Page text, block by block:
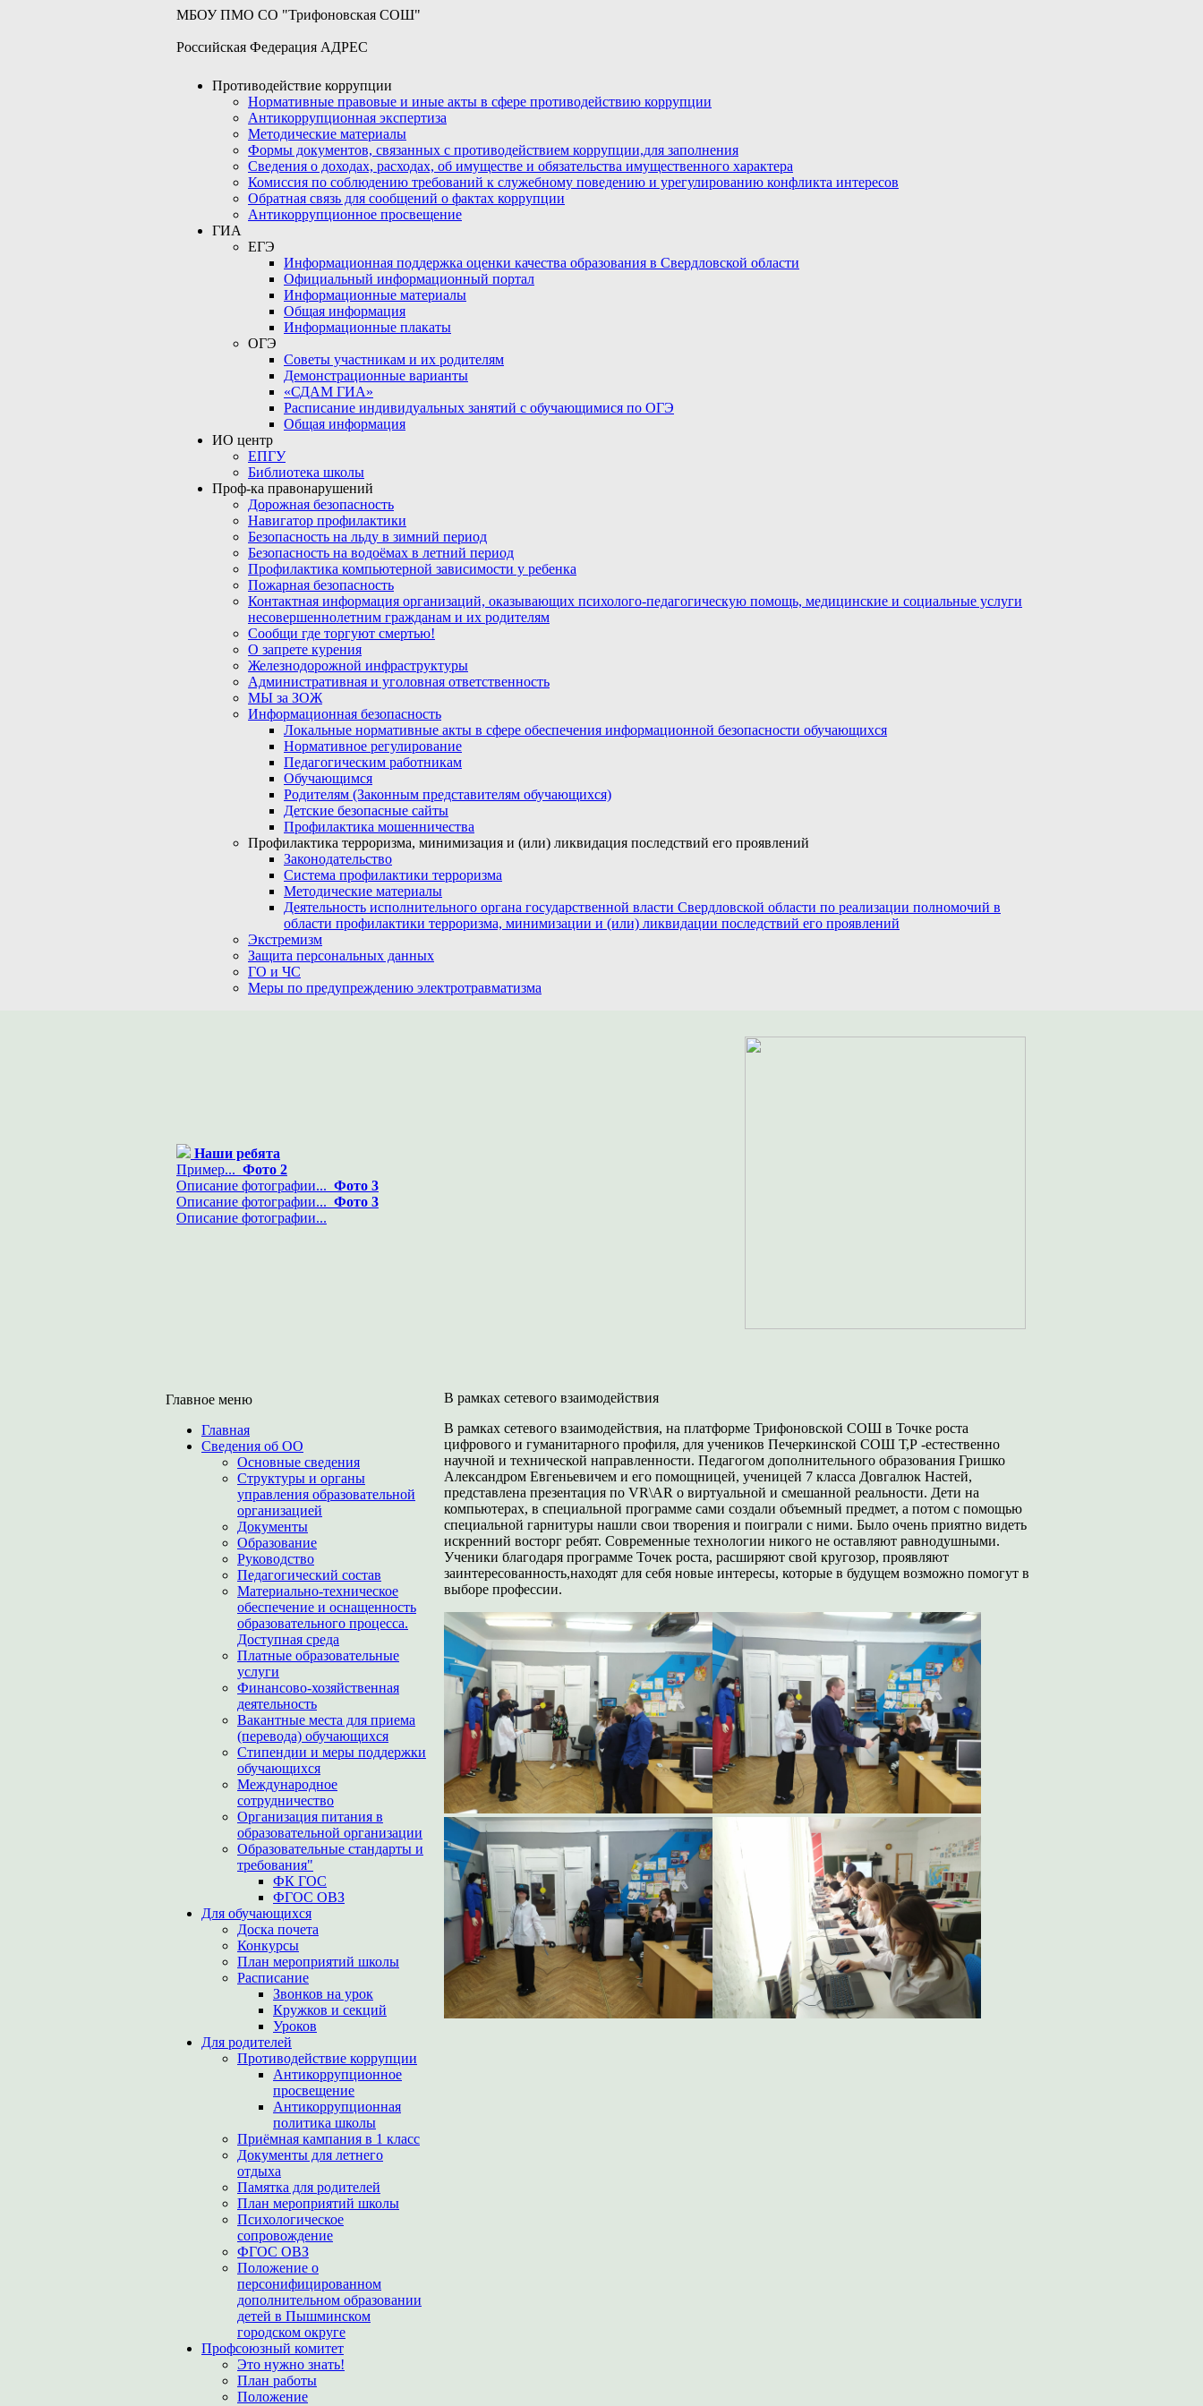
МБОУ ПМО СО "Трифоновская СОШ"
Российская Федерация АДРЕС
Противодействие коррупции
Нормативные правовые и иные акты в сфере противодействию коррупции
Антикоррупционная экспертиза
Методические материалы
Формы документов, связанных с противодействием коррупции,для заполнения
Сведения о доходах, расходах, об имуществе и обязательства имущественного характера
Комиссия по соблюдению требований к служебному поведению и урегулированию конфликта интересов
Обратная связь для сообщений о фактах коррупции
Антикоррупционное просвещение
ГИА
ЕГЭ
Информационная поддержка оценки качества образования в Свердловской области
Официальный информационный портал
Информационные материалы
Общая информация
Информационные плакаты
ОГЭ
Советы участникам и их родителям
Демонстрационные варианты
«СДАМ ГИА»
Расписание индивидуальных занятий с обучающимися по ОГЭ
Общая информация
ИО центр
ЕПГУ
Библиотека школы
Проф-ка правонарушений
Дорожная безопасность
Навигатор профилактики
Безопасность на льду в зимний период
Безопасность на водоёмах в летний период
Профилактика компьютерной зависимости у ребенка
Пожарная безопасность
Контактная информация организаций, оказывающих психолого-педагогическую помощь, медицинские и социальные услуги
несовершеннолетним гражданам и их родителям
Сообщи где торгуют смертью!
О запрете курения
Железнодорожной инфраструктуры
Административная и уголовная ответственность
МЫ за ЗОЖ
Информационная безопасность
Локальные нормативные акты в сфере обеспечения информационной безопасности обучающихся
Нормативное регулирование
Педагогическим работникам
Обучающимся
Родителям (Законным представителям обучающихся)
Детские безопасные сайты
Профилактика мошенничества
Профилактика терроризма, минимизация и (или) ликвидация последствий его проявлений
Законодательство
Система профилактики терроризма
Методические материалы
Деятельность исполнительного органа государственной власти Свердловской области по реализации полномочий в
области профилактики терроризма, минимизации и (или) ликвидации последствий его проявлений
Экстремизм
Защита персональных данных
ГО и ЧС
Меры по предупреждению электротравматизма
Наши ребята
Пример... Фото 2
Описание фотографии... Фото 3
Описание фотографии... Фото 3
Описание фотографии...
Главное меню
Главная
Сведения об ОО
Основные сведения
Структуры и органы
управления образовательной
организацией
Документы
Образование
Руководство
Педагогический состав
Материально-техническое
обеспечение и оснащенность
образовательного процесса.
Доступная среда
Платные образовательные
услуги
Финансово-хозяйственная
деятельность
Вакантные места для приема
(перевода) обучающихся
Стипендии и меры поддержки
обучающихся
Международное
сотрудничество
Организация питания в
образовательной организации
Образовательные стандарты и
требования"
ФК ГОС
ФГОС ОВЗ
Для обучающихся
Доска почета
Конкурсы
План мероприятий школы
Расписание
Звонков на урок
Кружков и секций
Уроков
Для родителей
Противодействие коррупции
Антикоррупционное
просвещение
Антикоррупционная
политика школы
Приёмная кампания в 1 класс
Документы для летнего
отдыха
Памятка для родителей
План мероприятий школы
Психологическое
сопровождение
ФГОС ОВЗ
Положение о
персонифицированном
дополнительном образовании
детей в Пышминском
городском округе
Профсоюзный комитет
Это нужно знать!
План работы
Положение
В рамках сетевого взаимодействия
В рамках сетевого взаимодействия, на платформе Трифоновской СОШ в Точке роста
цифрового и гуманитарного профиля, для учеников Печеркинской СОШ Т,Р -естественно
научной и технической направленности. Педагогом дополнительного образования Гришко
Александром Евгеньевичем и его помощницей, ученицей 7 класса Довгалюк Настей,
представлена презентация по VR\AR о виртуальной и смешанной реальности. Дети на
компьютерах, в специальной программе сами создали объемный предмет, а потом с помощью
специальной гарнитуры нашли свои творения и поиграли с ними. Было очень приятно видеть
искренний восторг ребят. Современные технологии никого не оставляют равнодушными.
Ученики благодаря программе Точек роста, расширяют свой кругозор, проявляют
заинтересованность,находят для себя новые интересы, которые в будущем возможно помогут в
выборе профессии.